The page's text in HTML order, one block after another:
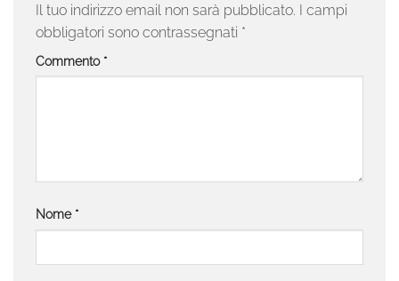
Il tuo indirizzo email non sarà pubblicato. I campi
obbligatori sono contrassegnati *
Commento *
Nome *